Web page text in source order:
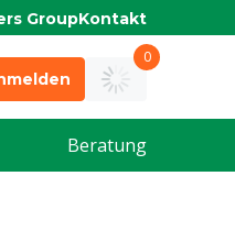
GroupKontakt
0
Beratung